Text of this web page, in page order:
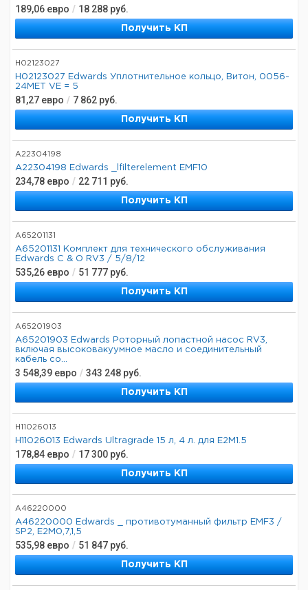
189,06 евро / 18 288 руб.
Получить КП
H02123027
H02123027 Edwards Уплотнительное кольцо, Витон, 0056-
24MET VE = 5
81,27 евро / 7 862 руб.
Получить КП
A22304198
A22304198 Edwards _lfilterelement EMF10
234,78 евро / 22 711 руб.
Получить КП
A65201131
A65201131 Комплект для технического обслуживания
Edwards C & O RV3 / 5/8/12
535,26 евро / 51 777 руб.
Получить КП
A65201903
A65201903 Edwards Роторный лопастной насос RV3,
включая высоковакуумное масло и соединительный
кабель со...
3 548,39 евро / 343 248 руб.
Получить КП
H11026013
H11026013 Edwards Ultragrade 15 л, 4 л. для E2M1.5
178,84 евро / 17 300 руб.
Получить КП
A46220000
A46220000 Edwards _ противотуманный фильтр EMF3 /
SP2, E2M0,7,1,5
535,98 евро / 51 847 руб.
Получить КП